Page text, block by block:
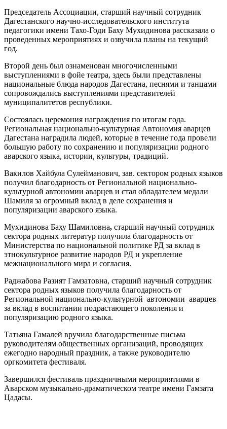
Председатель Ассоциации, старший научный сотрудник
Дагестанского научно-исследовательского института
педагогики имени Тахо-Годи Баху Мухидинова рассказала о
проведенных мероприятиях и озвучила планы на текущий
год.
Второй день был ознаменован многочисленными
выступлениями в фойе театра, здесь были представлены
национальные блюда народов Дагестана, песнями и танцами
сопровождались выступлениями представителей
муниципалитетов республики.
Состоялась церемония награждения по итогам года.
Региональная национально-культурная Автономия аварцев
Дагестана наградила людей, которые в течение года провели
большую работу по сохранению и популяризации родного
аварского языка, истории, культуры, традиций.
Вакилов Хайбула Сулейманович, зав. сектором родных языков
получил благодарность от Региональной национально-
культурной автономии аварцев и стал обладателем медали
Шамиля за огромный вклад в деле сохранения и
популяризации аварского языка.
Мухидинова Баху Шамиловна, старший научный сотрудник
сектора родных литератур получила благодарность от
Министерства по национальной политике РД за вклад в
этнокультурное развитие народов РД и укрепление
межнационального мира и согласия.
Раджабова Разият Гамзатовна, старший научный сотрудник
сектора родных языков получила благодарность от
Региональной национально-культурной автономии аварцев
за вклад в воспитании подрастающего поколения и
популяризацию родного языка.
Татьяна Гамалей вручила благодарственные письма
руководителям общественных организаций, проводящих
ежегодно народный праздник, а также руководителю
оргкомитета фестиваля.
Завершился фестиваль праздничными мероприятиями в
Аварском музыкально-драматическом театре имени Гамзата
Цадасы.